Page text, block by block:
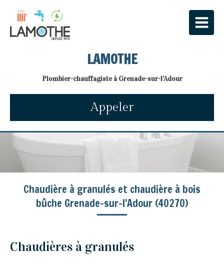
LAMOTHE
Plombier-chauffagiste à Grenade-sur-l'Adour
Appeler
Chaudière à granulés et chaudière à bois
bûche Grenade-sur-l'Adour (40270)
Chaudières à granulés